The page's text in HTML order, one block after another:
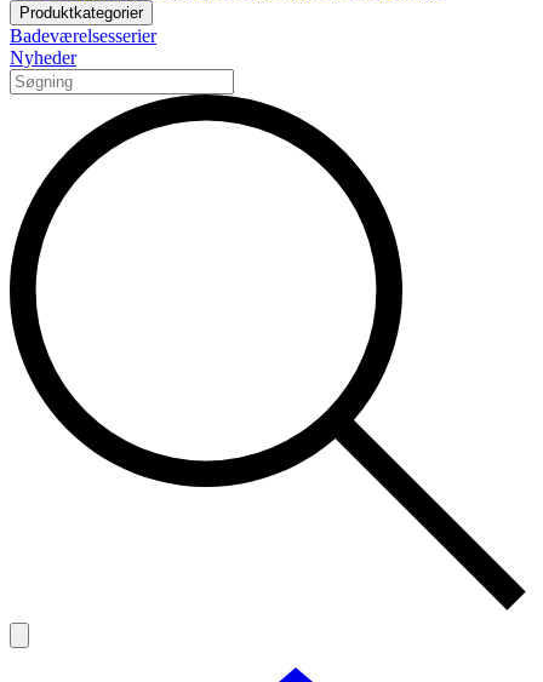
Produktkategorier
Badeværelsesserier
Nyheder